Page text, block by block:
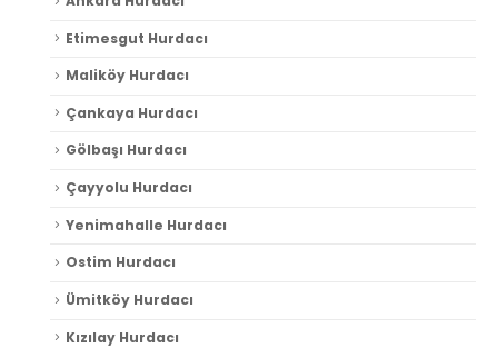
Etimesgut Hurdacı
Maliköy Hurdacı
Çankaya Hurdacı
Gölbaşı Hurdacı
Çayyolu Hurdacı
Yenimahalle Hurdacı
Ostim Hurdacı
Ümitköy Hurdacı
Kızılay Hurdacı
Faydalı Bağlantılar
İletişim
Hakkımızda
Güncel Hurda Fiyatlarından Haberdar Olun